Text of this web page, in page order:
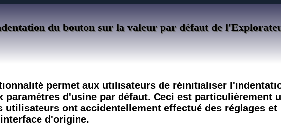
du bouton sur la valeur par défaut de
permet aux utilisateurs de réinitialiser
paramètres d'usine par défaut. Ceci est particulièrement
utilisateurs ont accidentellement effectué des réglages et
d'origine.